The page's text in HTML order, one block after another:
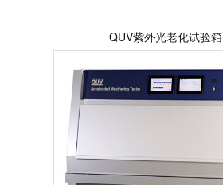
QUV紫外光老化试验箱